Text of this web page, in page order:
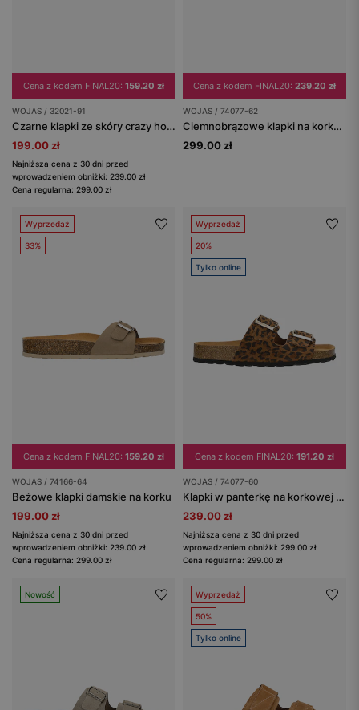
Cena z kodem FINAL20: 159.20 zł
WOJAS / 32021-91
Czarne klapki ze skóry crazy horse z korkową podeszwą
199.00 zł
Najniższa cena z 30 dni przed
wprowadzeniem obniżki: 239.00 zł
Cena regularna: 299.00 zł
Cena z kodem FINAL20: 239.20 zł
WOJAS / 74077-62
Ciemnobrązowe klapki na korku z klamrami
299.00 zł
Wyprzedaż
33%
Cena z kodem FINAL20: 159.20 zł
WOJAS / 74166-64
Beżowe klapki damskie na korku
199.00 zł
Najniższa cena z 30 dni przed
wprowadzeniem obniżki: 239.00 zł
Cena regularna: 299.00 zł
Wyprzedaż
20%
Tylko online
Cena z kodem FINAL20: 191.20 zł
WOJAS / 74077-60
Klapki w panterkę na korkowej podeszwie
239.00 zł
Najniższa cena z 30 dni przed
wprowadzeniem obniżki: 299.00 zł
Cena regularna: 299.00 zł
Nowość Wyprzedaż
50%
Tylko online